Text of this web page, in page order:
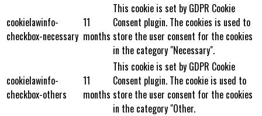
cookielawinfo-
checkbox-necessary
11
months
This cookie is set by GDPR Cookie
Consent plugin. The cookies is used to
store the user consent for the cookies
in the category "Necessary".
cookielawinfo-
checkbox-others
11
months
This cookie is set by GDPR Cookie
Consent plugin. The cookie is used to
store the user consent for the cookies
in the category "Other.